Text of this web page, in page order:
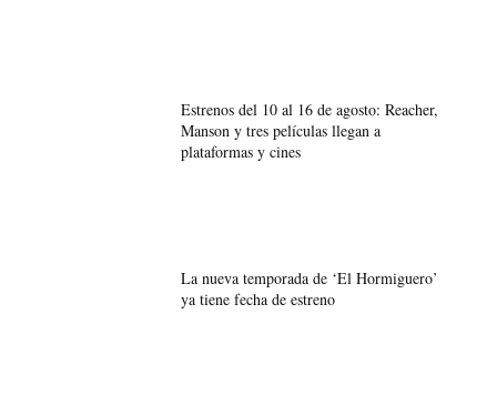
Estrenos del 10 al 16 de agosto: Reacher,
Manson y tres películas llegan a
plataformas y cines
La nueva temporada de ‘El Hormiguero’
ya tiene fecha de estreno